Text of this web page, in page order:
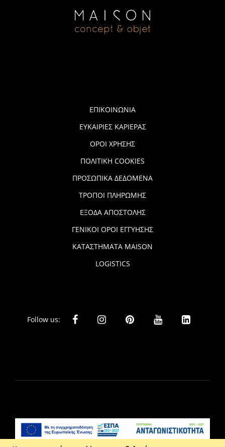
ΕΠΙΚΟΙΝΩΝΙΑ
ΕΥΚΑΙΡΙΕΣ ΚΑΡΙΕΡΑΣ
ΟΡΟΙ ΧΡΗΣΗΣ
ΠΟΛΙΤΙΚΗ COOKIES
ΠΡΟΣΩΠΙΚΑ ΔΕΔΟΜΕΝΑ
ΤΡΟΠΟΙ ΠΛΗΡΩΜΗΣ
ΕΞΟΔΑ ΑΠΟΣΤΟΛΗΣ
ΓΕΝΙΚΟΙ ΟΡΟΙ ΕΓΓΥΗΣΗΣ
ΚΑΤΑΣΤΗΜΑΤΑ MAISON
LOGISTICS
Follow us: